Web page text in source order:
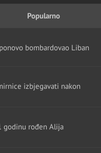
Popularno
bombardovao Liban
izbjegavati nakon
godinu rođen Alija